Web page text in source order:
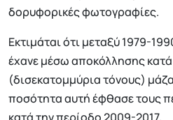
δορυφορικές φωτογραφίες.
Εκτιμάται ότι μεταξύ 1979-
έχανε μέσω αποκόλλησης
(δισεκατομμύρια τόνους)
ποσότητα αυτή έφθασε τους